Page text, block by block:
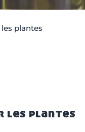
plantes
les plantes